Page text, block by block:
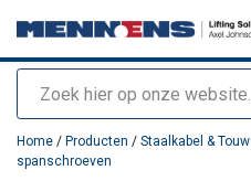
Zoeken
toegevoegd aan uw offerte
Home / Producten / Staalkabel & Touw
spanschroeven